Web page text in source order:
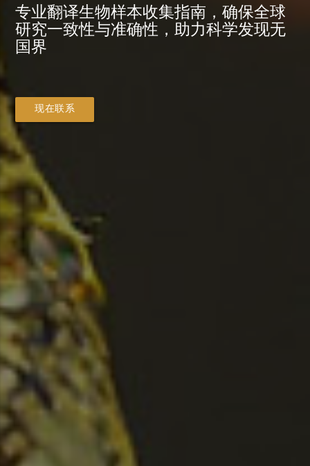
专业翻译生物样本收集指南，确保全球
研究一致性与准确性，助力科学发现无
国界
现在联系